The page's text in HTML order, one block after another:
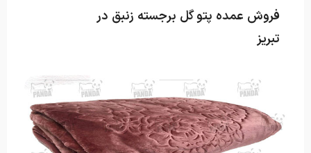
فروش عمده پتو گل برجسته زنبق در
تبریز